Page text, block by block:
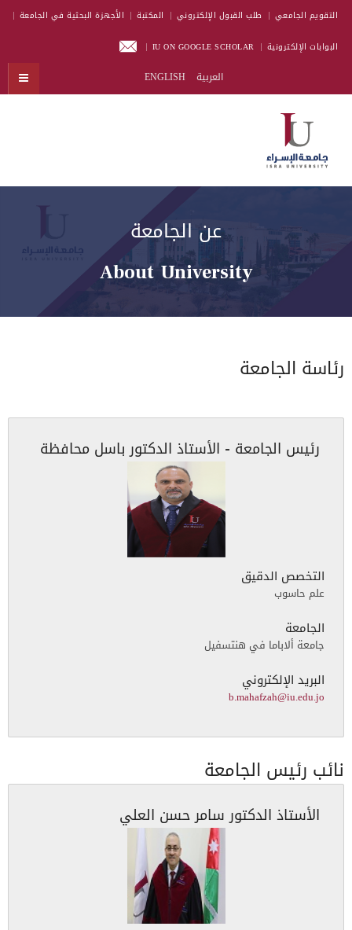
التقويم الجامعي طلب القبول الإلكتروني المكتبة الأجهزة البحثية في الجامعة
البوابات الإلكترونية IU ON GOOGLE SCHOLAR
العربية ENGLISH
عن الجامعة
About University
رئاسة الجامعة
رئيس الجامعة - الأستاذ الدكتور باسل محافظة
التخصص الدقيق
علم حاسوب
الجامعة
جامعة ألاباما في هنتسفيل
البريد الإلكتروني
b.mahafzah@iu.edu.jo
نائب رئيس الجامعة
الأستاذ الدكتور سامر حسن العلي